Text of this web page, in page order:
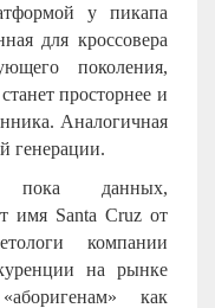
у пикапа
для кроссовера
поколения,
просторнее и
Аналогичная
генерации.
пока данных,
имя Santa Cruz от
компании
на рынке
как